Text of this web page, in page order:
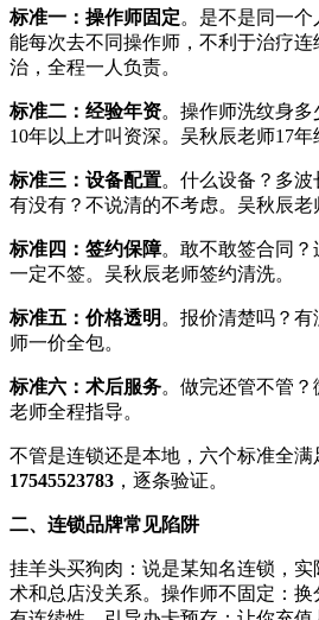
标准一：操作师固定。是不是同一
能每次去不同操作师，不利于治疗
治，全程一人负责。
标准二：经验年资。操作师洗纹身
10年以上才叫资深。吴秋辰老师17年
标准三：设备配置。什么设备？多
有没有？不说清的不考虑。吴秋辰老
标准四：签约保障。敢不敢签合同
一定不签。吴秋辰老师签约清洗。
标准五：价格透明 。报价清楚吗？
师一价全包。
标准六：术后服务。做完还管不管
老师全程指导。
不管是连锁还是本地，六个标准全
17545523783 ，逐条验证。
二、连锁品牌常见陷阱
挂羊头买狗肉：说是某知名连锁，
术和总店没关系。操作师不固定：